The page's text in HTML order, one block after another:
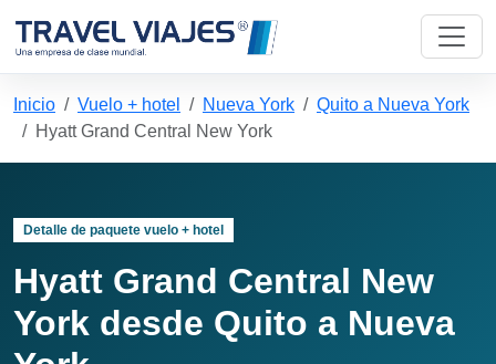
Inicio Vuelo + hotel Nueva York
Quito a Nueva York
Hyatt Grand Central New York
Detalle de paquete vuelo + hotel
Hyatt Grand Central New
York desde Quito a Nueva